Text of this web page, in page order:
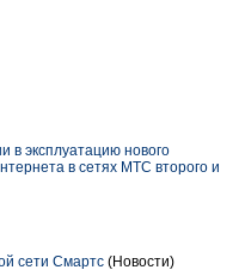
в эксплуатацию нового
в сетях МТС второго и
сети Смартс (Новости)